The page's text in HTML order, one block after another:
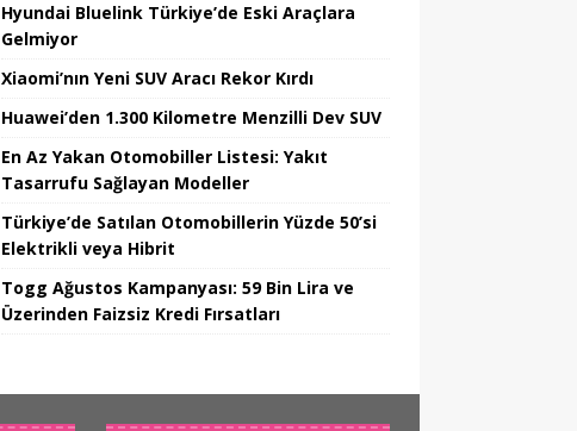
Hyundai Bluelink Türkiye’de Eski Araçlara
Gelmiyor
Xiaomi’nın Yeni SUV Aracı Rekor Kırdı
Huawei’den 1.300 Kilometre Menzilli Dev SUV
En Az Yakan Otomobiller Listesi: Yakıt
Tasarrufu Sağlayan Modeller
Türkiye’de Satılan Otomobillerin Yüzde 50’si
Elektrikli veya Hibrit
Togg Ağustos Kampanyası: 59 Bin Lira ve
Üzerinden Faizsiz Kredi Fırsatları